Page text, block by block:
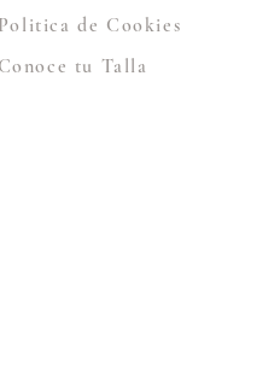
Politica de Cookies
Conoce tu Talla